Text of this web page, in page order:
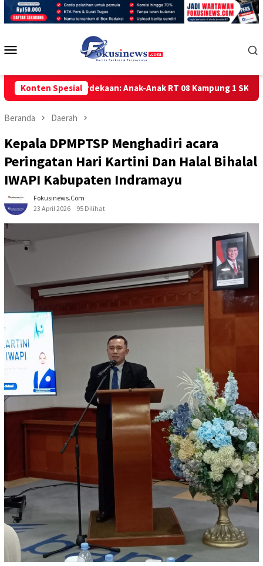
Loncat
Konten Spesial
Kemerdekaan: Anak-Anak RT 08 Kampung 1 SKIP Tarakan
Beranda Daerah
Kepala DPMPTSP Menghadiri acara
Peringatan Hari Kartini Dan Halal Bihalal
IWAPI Kabupaten Indramayu
Fokusinews.com
23 April 2026
95 Dilihat